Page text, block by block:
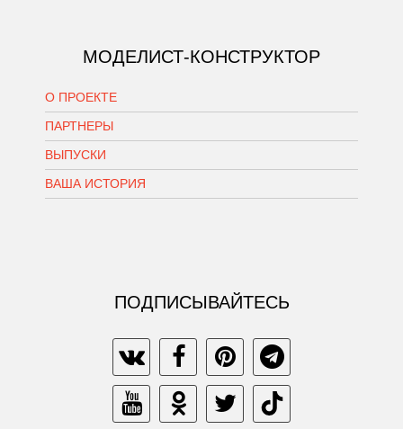
МОДЕЛИСТ-КОНСТРУКТОР
О ПРОЕКТЕ
ПАРТНЕРЫ
ВЫПУСКИ
ВАША ИСТОРИЯ
ПОДПИСЫВАЙТЕСЬ